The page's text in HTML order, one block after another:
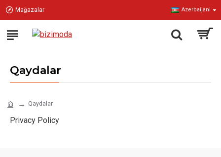
Mağazalar Azerbaijani
Qaydalar
Qaydalar
Privacy Policy